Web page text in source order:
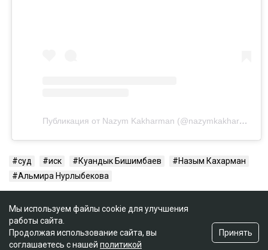
Публикация от Nazym Kakharman (@nazymkakharman)
суд иск Куандык Бишимбаев
Назым Кахарман
Альмира Нурлыбекова
Мы используем файлы cookie для улучшения
работы сайта.
Продолжая использование сайта, вы
соглашаетесь с нашей политикой
Принять